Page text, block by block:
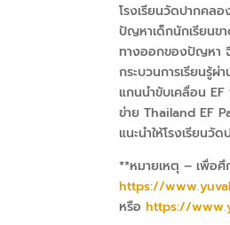
โรงเรียนวัดปากคล
ปัญหาเด็กนักเรียนข
ทางออกของปัญหา จึ
กระบวนการเรียนรู้
แกนนำขับเคลื่อนEF
ข่ายThailand EF
แนะนำให้โรงเรียน
**หมายเหตุ – เพื่อศึ
https://
หรือhttps://